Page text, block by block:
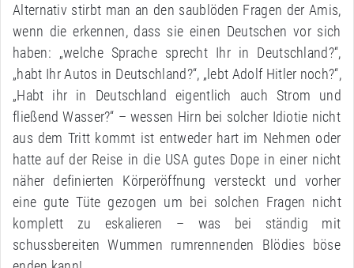
Alternativ stirbt man an den saublöden Fragen der Amis,
wenn die erkennen, dass sie einen Deutschen vor sich
haben: „welche Sprache sprecht Ihr in Deutschland?“,
„habt Ihr Autos in Deutschland?“, „lebt Adolf Hitler noch?“,
„Habt ihr in Deutschland eigentlich auch Strom und
fließend Wasser?“ – wessen Hirn bei solcher Idiotie nicht
aus dem Tritt kommt ist entweder hart im Nehmen oder
hatte auf der Reise in die USA gutes Dope in einer nicht
näher definierten Körperöffnung versteckt und vorher
eine gute Tüte gezogen um bei solchen Fragen nicht
komplett zu eskalieren – was bei ständig mit
schussbereiten Wummen rumrennenden Blödies böse